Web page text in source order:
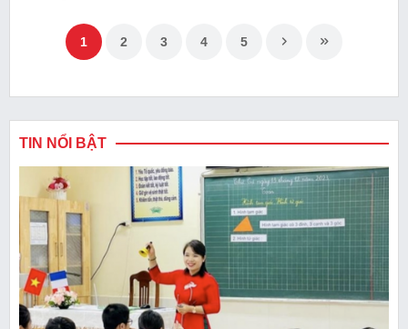
1 2 3 4 5
TIN NỔI BẬT